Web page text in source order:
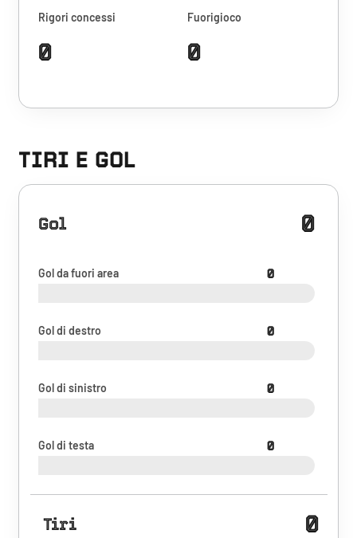
Rigori concessi
0
Fuorigioco
0
TIRI E GOL
Gol 0
Gol da fuori area 0
Gol di destro 0
Gol di sinistro 0
Gol di testa 0
Tiri 0